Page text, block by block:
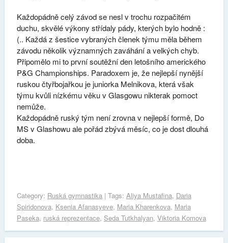
Každopádně celý závod se nesl v trochu rozpačitém
duchu, skvělé výkony střídaly pády, kterých bylo hodně :
(.. Každá z šestice vybraných členek týmu měla během
závodu několik významných zaváhání a velkých chyb.
Připomělo mi to první soutěžní den letošního amerického
P&G Championships. Paradoxem je, že nejlepší nynější
ruskou čtyřbojařkou je juniorka Melnikova, která však
týmu kvůli nízkému věku v Glasgowu nikterak pomoct
nemůže.
Každopádně ruský tým není zrovna v nejlepší formě, Do
MS v Glashowu ale pořád zbývá měsíc, co je dost dlouhá
doba.
Category: Ruská gymnastika| Tags: Aliya Mustafina, Daria
Spiridonova, Ksenia Afanasyeve, Maria Kharenkova, Maria
Paseka, ruská reprezentace, Seda Tutkhalyan, Viktoria Komova